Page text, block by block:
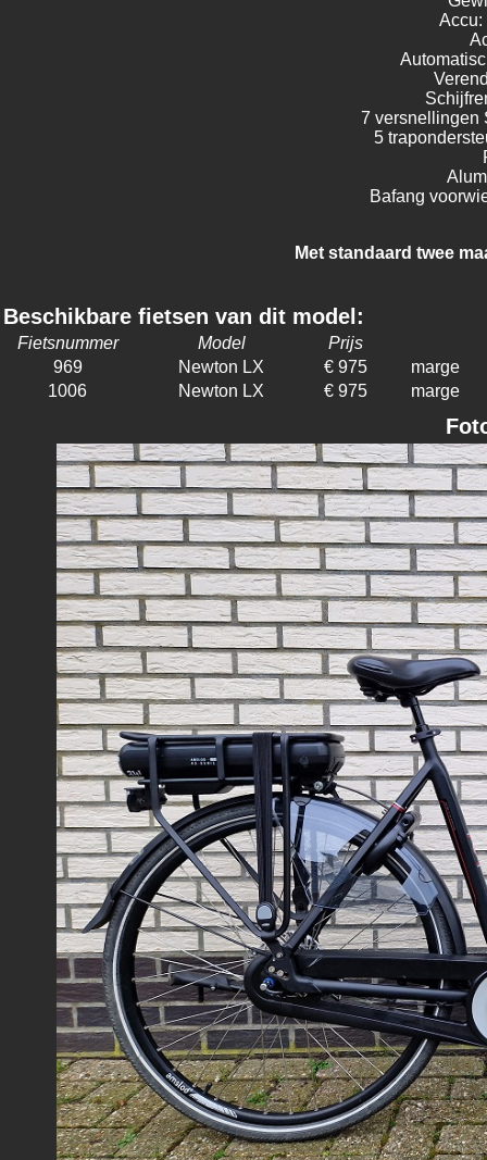
Accu:
7 versnellingen
5
Bafang
Met standaard twee
Beschikbare fietsen van dit model:
Fietsnummer Model
Prijs
969
Newton LX € 975
marge
1006
Newton LX € 975 marge